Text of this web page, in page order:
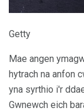
Getty
Mae angen
hytrach na anfon
yna syrthio i'r
Gwnewch eich